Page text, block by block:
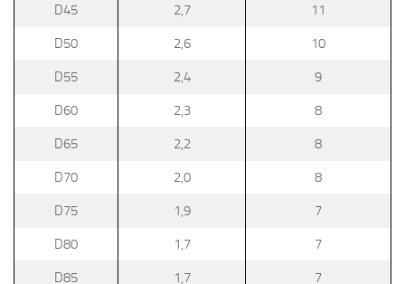
D45 2,7 11
D50 2,6 10
D55 2,4 9
D60 2,3 8
D65 2,2 8
D70 2,0 8
D75 1,9 7
D80 1,7 7
D85 1,7 7